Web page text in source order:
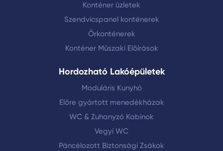
Konténer üzletek
Szendvicspanel konténerek
Őrkonténerek
Konténer Műszaki Előírások
Hordozható Lakóépületek
Moduláris Kunyhó
Előre gyártott menedékházak
WC & Zuhanyzó Kabinok
Vegyi WC
Páncélozott Biztonsági Zsákok